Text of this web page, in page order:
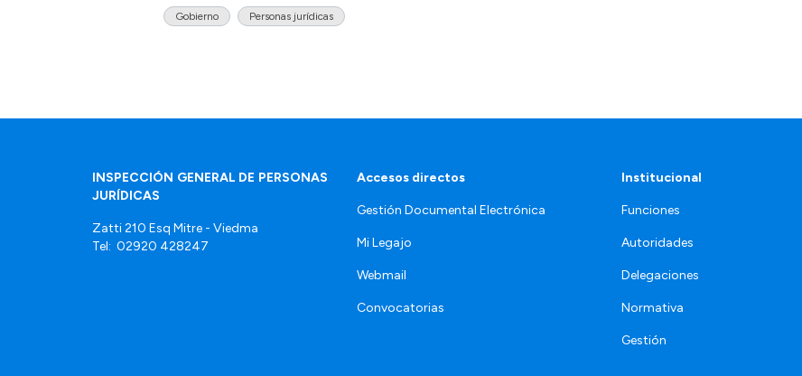
Gobierno Personas jurídicas
INSPECCIÓN GENERAL DE PERSONAS
JURÍDICAS
Zatti 210 Esq Mitre - Viedma
Tel: 02920 428247
Accesos directos
Gestión Documental Electrónica
Mi Legajo
Webmail
Convocatorias
Institucional
Funciones
Autoridades
Delegaciones
Normativa
Gestión